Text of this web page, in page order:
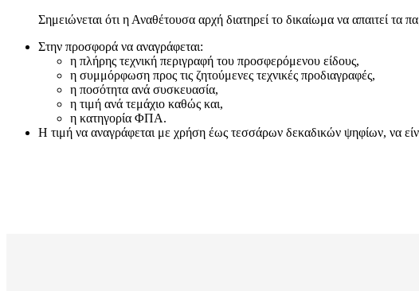
Σημειώνεται ότι η Αναθέτουσα αρχή διατηρεί το δικαίωμα να απαιτεί
Στην προσφορά να αναγράφεται:
η πλήρης τεχνική περιγραφή του προσφερόμενου είδους,
η συμμόρφωση προς τις ζητούμενες τεχνικές προδιαγραφές,
η ποσότητα ανά συσκευασία,
η τιμή ανά τεμάχιο καθώς και,
η κατηγορία ΦΠΑ.
Η τιμή να αναγράφεται με χρήση έως τεσσάρων δεκαδικών ψηφίων, να